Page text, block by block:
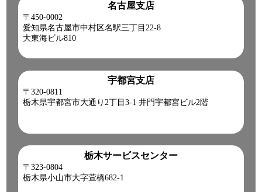
名古屋支店
〒450-0002
愛知県名古屋市中村区名駅三丁目22-8
大東海ビル810
宇都宮支店
〒320-0811
栃木県宇都宮市大通り2丁目3-1 井門宇都宮ビル2階
栃木サービスセンター
〒323-0804
栃木県小山市大字萱橋682-1